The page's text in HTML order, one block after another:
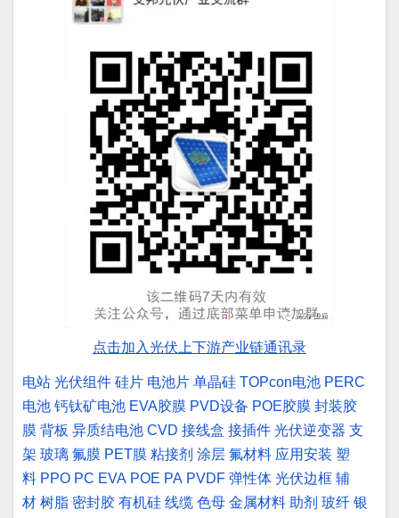
点击加入光伏上下游产业链通讯录
电站 光伏组件 硅片 电池片 单晶硅 TOPcon电池 PERC
电池 钙钛矿电池 EVA胶膜 PVD设备 POE胶膜 封装胶
膜 背板 异质结电池 CVD 接线盒 接插件 光伏逆变器 支
架 玻璃 氟膜 PET膜 粘接剂 涂层 氟材料 应用安装 塑
料 PPO PC EVA POE PA PVDF 弹性体 光伏边框 辅
材 树脂 密封胶 有机硅 线缆 色母 金属材料 助剂 玻纤 银